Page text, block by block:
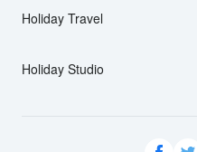
Holiday Travel
Holiday Studio